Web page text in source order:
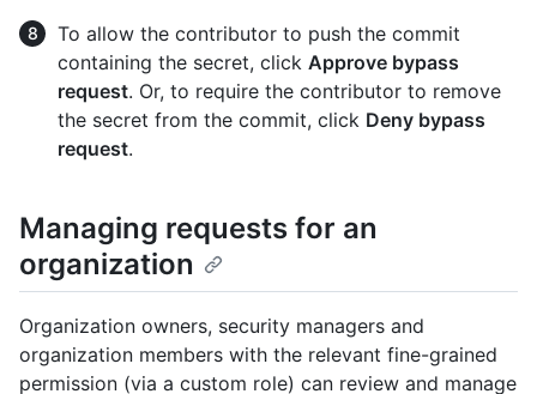
To allow the contributor to push the commit
containing the secret, click Approve bypass
request. Or, to require the contributor to remove
the secret from the commit, click Deny bypass
request.
Managing requests for an
organization
Organization owners, security managers and
organization members with the relevant fine-grained
permission (via a custom role) can review and manage